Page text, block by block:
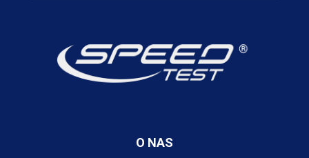
O NAS